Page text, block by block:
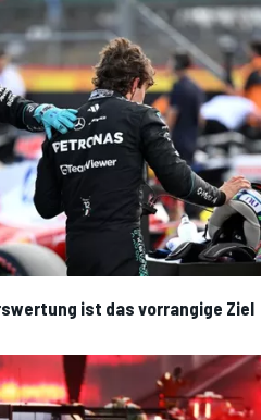
ist das vorrangige Ziel